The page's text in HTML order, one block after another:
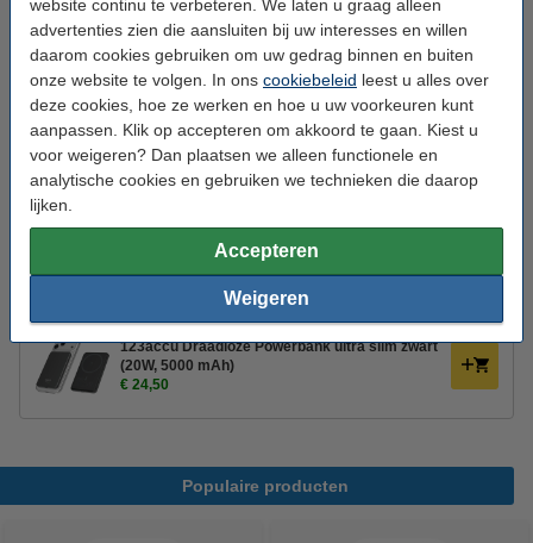
website continu te verbeteren. We laten u graag alleen
advertenties zien die aansluiten bij uw interesses en willen
daarom cookies gebruiken om uw gedrag binnen en buiten
onze website te volgen. In ons cookiebeleid leest u alles over
deze cookies, hoe ze werken en hoe u uw voorkeuren kunt
aanpassen. Klik op accepteren om akkoord te gaan. Kiest u
voor weigeren? Dan plaatsen we alleen functionele en
analytische cookies en gebruiken we technieken die daarop
lijken.
Accepteren
Weigeren
USB-A naar USB-C kabel (1 meter)
€ 4,50
USB-C PD GaN Fast Charger zwart (5V-3A / 9V-
2.22A / 12V-1.67A)
(1 meter)
Bespaar met ons 123accu huismerk!
123accu Draadloze Powerbank ultra slim zwart
(20W, 5000 mAh)
€ 24,50
Populaire producten